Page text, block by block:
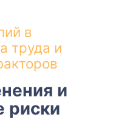
в
труда и
и
риски